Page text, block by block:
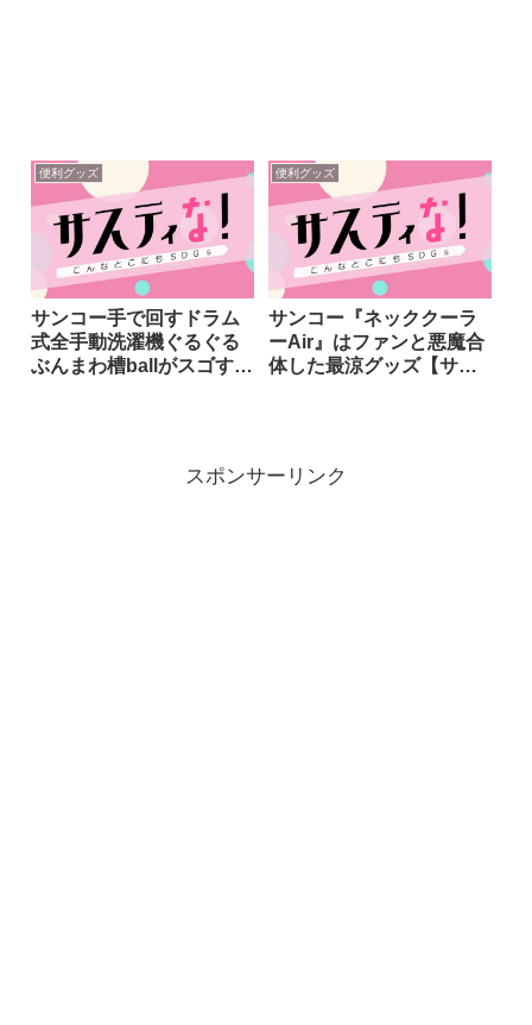
便利グッズ
サンコー手で回すドラム
式全手動洗濯機ぐるぐる
ぶんまわ槽ballがスゴすぎ
便利グッズ
サンコー『ネッククーラ
ーAir』はファンと悪魔合
体した最涼グッズ【サス
スポンサーリンク